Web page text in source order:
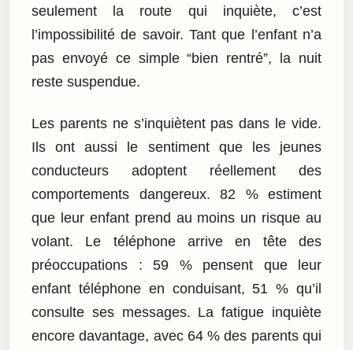
seulement la route qui inquiète, c’est
l’impossibilité de savoir. Tant que l’enfant n’a
pas envoyé ce simple “bien rentré”, la nuit
reste suspendue.
Les parents ne s’inquiètent pas dans le vide.
Ils ont aussi le sentiment que les jeunes
conducteurs adoptent réellement des
comportements dangereux. 82 % estiment
que leur enfant prend au moins un risque au
volant. Le téléphone arrive en tête des
préoccupations : 59 % pensent que leur
enfant téléphone en conduisant, 51 % qu’il
consulte ses messages. La fatigue inquiète
encore davantage, avec 64 % des parents qui